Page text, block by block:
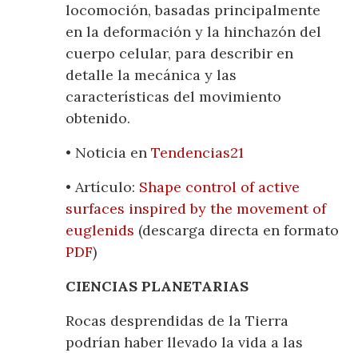
locomoción, basadas principalmente
en la deformación y la hinchazón del
cuerpo celular, para describir en
detalle la mecánica y las
características del movimiento
obtenido.
• Noticia enTendencias21
• Artículo: Shape control of active
surfaces inspired by the movement of
euglenids (descarga directa en formato
PDF)
CIENCIAS PLANETARIAS
Rocas desprendidas de la Tierra
podrían haber llevado la vida a las